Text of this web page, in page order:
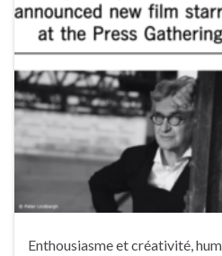
Enthousiasme et créativité,